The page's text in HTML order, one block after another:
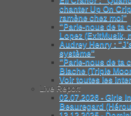
chanter Up On
ramène chez moi"
"Parle-nous de ta
Lopez (ExitMusik,
Audrey Henry :
système"
"Parle-nous de ta
Blache (Triple
Voir toutes les
Live Report
02.07.2026 - Girls
Beauregard